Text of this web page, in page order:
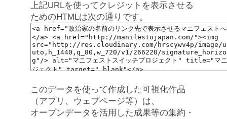
上記URLを使ってクレジットを表示させる
ためのHTMLは次の通りです。
このデータを使って作成した可視化作品
（アプリ、ウェブページ等）は、
オープンデータを活用した成果等の集約・